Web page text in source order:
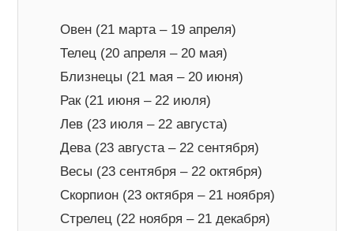
Овен (21 марта – 19 апреля)
Телец (20 апреля – 20 мая)
Близнецы (21 мая – 20 июня)
Рак (21 июня – 22 июля)
Лев (23 июля – 22 августа)
Дева (23 августа – 22 сентября)
Весы (23 сентября – 22 октября)
Скорпион (23 октября – 21 ноября)
Стрелец (22 ноября – 21 декабря)